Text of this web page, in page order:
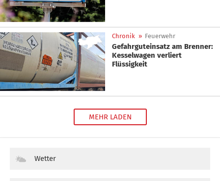
Chronik » Feuerwehr
Gefahrguteinsatz am Brenner:
Kesselwagen verliert
Flüssigkeit
MEHR LADEN
Wetter